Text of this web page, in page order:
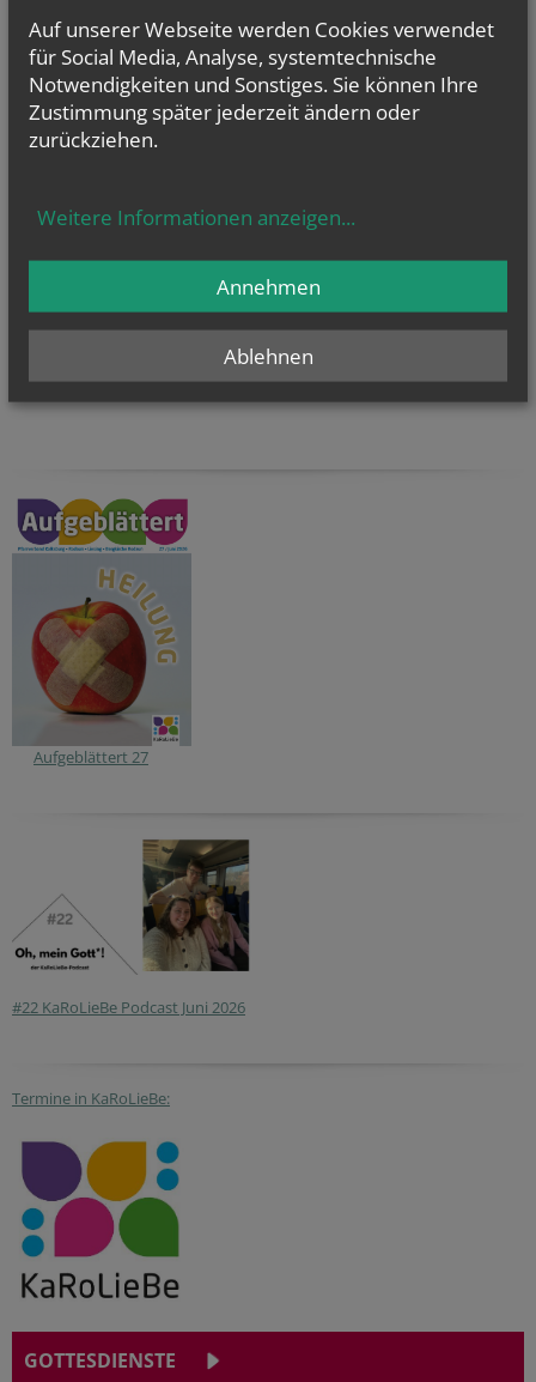
Aufgeblättert 27
#22 KaRoLieBe Podcast Juni 2026
Termine in KaRoLieBe:
GOTTESDIENSTE
Auf unserer Webseite werden Cookies verwendet
für Social Media, Analyse, systemtechnische
Notwendigkeiten und Sonstiges. Sie können Ihre
Zustimmung später jederzeit ändern oder
zurückziehen.
Weitere Informationen anzeigen...
Ablehnen
Annehmen